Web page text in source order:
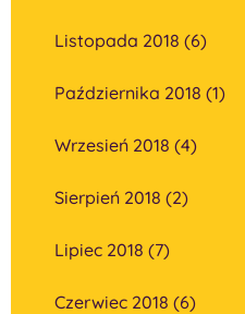
Listopada 2018 (6)
Października 2018 (1)
Wrzesień 2018 (4)
Sierpień 2018 (2)
Lipiec 2018 (7)
Czerwiec 2018 (6)